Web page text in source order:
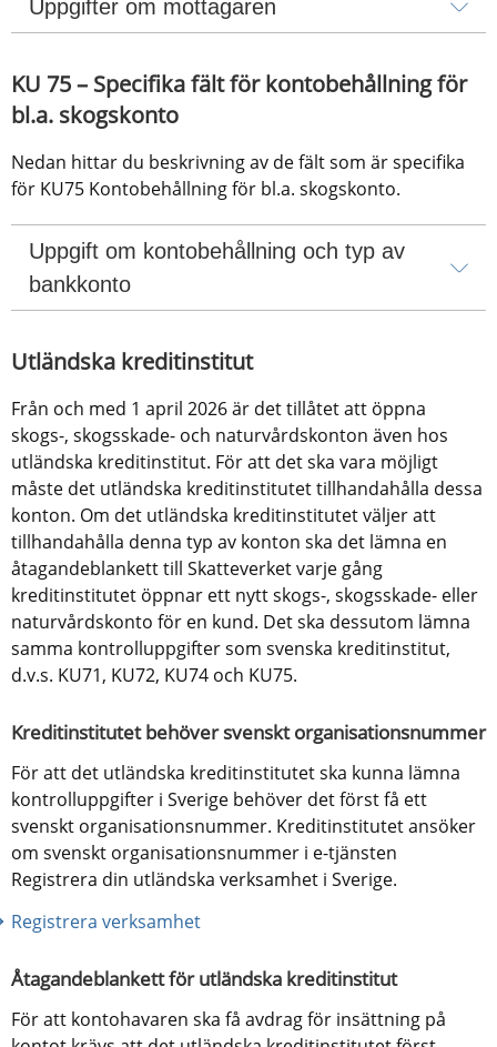
Uppgifter om mottagaren
KU 75 – Specifika fält för kontobehållning för
bl.a. skogskonto
Nedan hittar du beskrivning av de fält som är specifika
för KU75 Kontobehållning för bl.a. skogskonto.
Uppgift om kontobehållning och typ av
bankkonto
Utländska kreditinstitut
Från och med 1 april 2026 är det tillåtet att öppna
skogs-, skogsskade- och naturvårdskonton även hos
utländska kreditinstitut. För att det ska vara möjligt
måste det utländska kreditinstitutet tillhandahålla dessa
konton. Om det utländska kreditinstitutet väljer att
tillhandahålla denna typ av konton ska det lämna en
åtagandeblankett till Skatteverket varje gång
kreditinstitutet öppnar ett nytt skogs-, skogsskade- eller
naturvårdskonto för en kund. Det ska dessutom lämna
samma kontrolluppgifter som svenska kreditinstitut,
d.v.s. KU71, KU72, KU74 och KU75.
Kreditinstitutet behöver svenskt organisationsnummer
För att det utländska kreditinstitutet ska kunna lämna
kontrolluppgifter i Sverige behöver det först få ett
svenskt organisationsnummer. Kreditinstitutet ansöker
om svenskt organisationsnummer i e-tjänsten
Registrera din utländska verksamhet i Sverige.
Registrera verksamhet
Åtagandeblankett för utländska kreditinstitut
För att kontohavaren ska få avdrag för insättning på